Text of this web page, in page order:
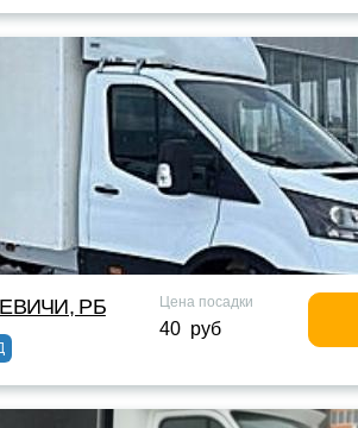
РБ Цена посадки
40 руб